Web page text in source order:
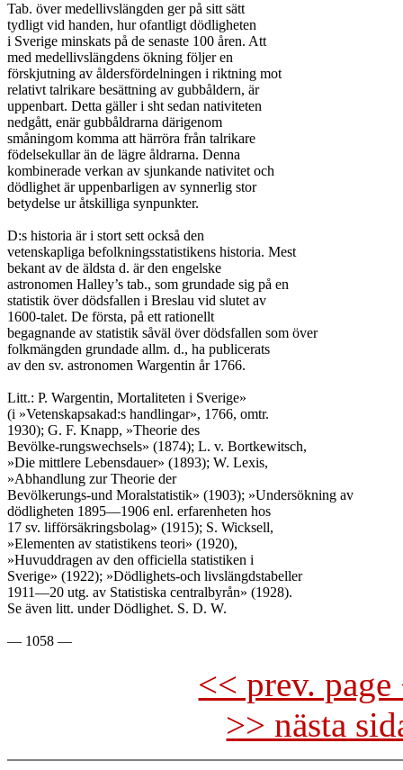
Tab. över medellivslängden ger på sitt sätt
tydligt vid handen, hur ofantligt dödligheten
i Sverige minskats på de senaste 100 åren. Att
med medellivslängdens ökning följer en
förskjutning av åldersfördelningen i riktning mot
relativt talrikare besättning av gubbåldern, är
uppenbart. Detta gäller i sht sedan nativiteten
nedgått, enär gubbåldrarna därigenom
småningom komma att härröra från talrikare
födelsekullar än de lägre åldrarna. Denna
kombinerade verkan av sjunkande nativitet och
dödlighet är uppenbarligen av synnerlig stor
betydelse ur åtskilliga synpunkter.
D:s historia är i stort sett också den
vetenskapliga befolkningsstatistikens historia. Mest
bekant av de äldsta d. är den engelske
astronomen Halley’s tab., som grundade sig på en
statistik över dödsfallen i Breslau vid slutet av
1600-talet. De första, på ett rationellt
begagnande av statistik såväl över dödsfallen som över
folkmängden grundade allm. d., ha publicerats
av den sv. astronomen Wargentin år 1766.
Litt.: P. Wargentin, Mortaliteten i Sverige»
(i »Vetenskapsakad:s handlingar», 1766, omtr.
1930); G. F. Knapp, »Theorie des
Bevölke-rungswechsels» (1874); L. v. Bortkewitsch,
»Die mittlere Lebensdauer» (1893); W. Lexis,
»Abhandlung zur Theorie der
Bevölkerungs-und Moralstatistik» (1903); »Undersökning av
dödligheten 1895—1906 enl. erfarenheten hos
17 sv. lifförsäkringsbolag» (1915); S. Wicksell,
»Elementen av statistikens teori» (1920),
»Huvuddragen av den officiella statistiken i
Sverige» (1922); »Dödlighets-och livslängdstabeller
1911—20 utg. av Statistiska centralbyrån» (1928).
Se även litt. under Dödlighet. S. D. W.
<< prev.
>> nästa